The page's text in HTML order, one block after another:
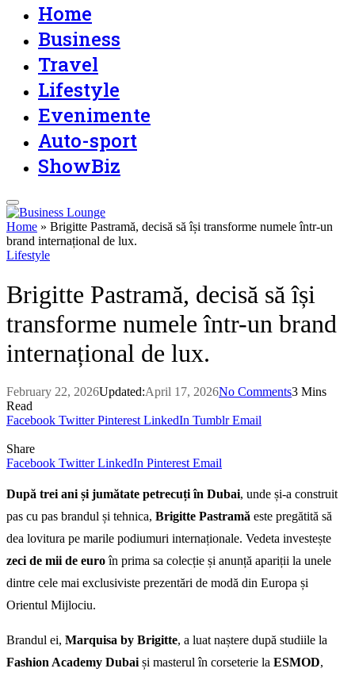
Home
Business
Travel
Lifestyle
Evenimente
Auto-sport
ShowBiz
Home » Brigitte Pastramă, decisă să își transforme numele într-un
brand internațional de lux.
Lifestyle
Brigitte Pastramă, decisă să își
transforme numele într-un brand
internațional de lux.
February 22, 2026Updated:April 17, 2026No Comments3 Mins
Read
Facebook Twitter Pinterest LinkedIn Tumblr Email
Share
Facebook Twitter LinkedIn Pinterest Email
După trei ani și jumătate petrecuți în Dubai, unde și-a construit
pas cu pas brandul și tehnica, Brigitte Pastramă este pregătită să
dea lovitura pe marile podiumuri internaționale. Vedeta investește
zeci de mii de euroîn prima sa colecție și anunță apariții la unele
dintre cele mai exclusiviste prezentări de modă din Europa și
Orientul Mijlociu.
Brandul ei, Marquisa by Brigitte, a luat naștere după studiile la
Fashion Academy Dubai și masterul în corseterie la ESMOD,